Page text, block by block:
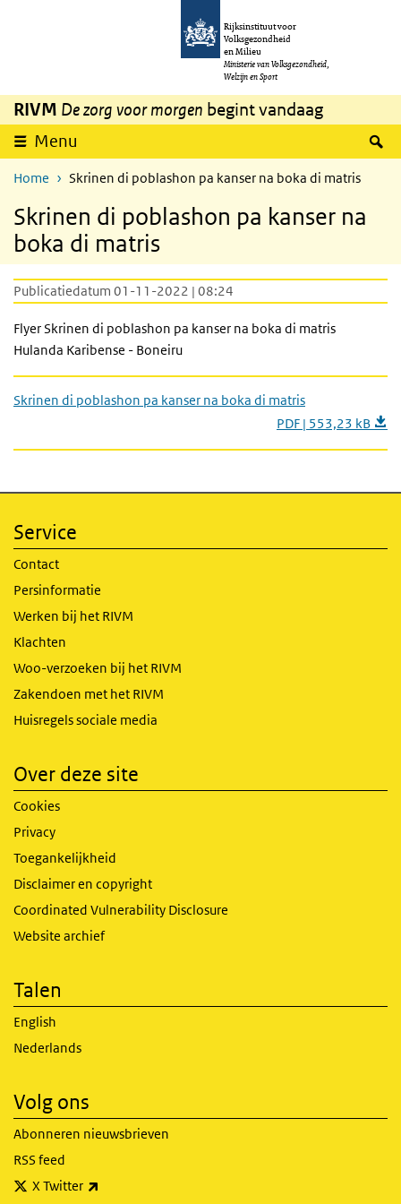
Overslaan en naar de inhoud gaan
Rijksinstituut voor
Volksgezondheid
en Milieu
Ministerie van Volksgezondheid,
Welzijn en Sport
RIVM De zorg voor morgen begint vandaag
Menu
Home Skrinen di poblashon pa kanser na boka di matris
Skrinen di poblashon pa kanser na
boka di matris
Publicatiedatum 01-11-2022 | 08:24
Flyer Skrinen di poblashon pa kanser na boka di matris
Hulanda Karibense - Boneiru
Skrinen di poblashon pa kanser na boka di matris
PDF | 553,23 kB
Service
Contact
Persinformatie
Werken bij het RIVM
Klachten
Woo-verzoeken bij het RIVM
Zakendoen met het RIVM
Huisregels sociale media
Over deze site
Cookies
Privacy
Toegankelijkheid
Disclaimer en copyright
Coordinated Vulnerability Disclosure
Website archief
Talen
English
Nederlands
Volg ons
Abonneren nieuwsbrieven
RSS feed
X Twitter